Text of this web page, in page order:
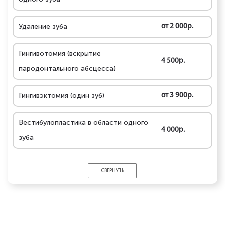
Удаление зуба от 2 000р.
Гингивотомия (вскрытие
пародонтального абсцесса)
4 500р.
Гингивэктомия (один зуб) от 3 900р.
Вестибулопластика в области одного
зуба
4 000р.
СВЕРНУТЬ